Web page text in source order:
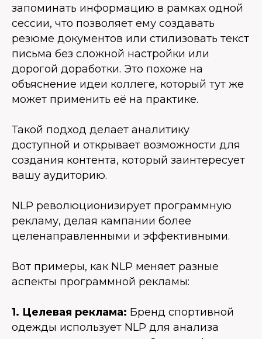
запоминать информацию в рамках одной
сессии, что позволяет ему создавать
резюме документов или стилизовать текст
письма без сложной настройки или
дорогой доработки. Это похоже на
объяснение идеи коллеге, который тут же
может применить её на практике.
Такой подход делает аналитику
доступной и открывает возможности для
создания контента, который заинтересует
вашу аудиторию.
NLP революционизирует программную
рекламу, делая кампании более
целенаправленными и эффективными.
Вот примеры, как NLP меняет разные
аспекты программной рекламы:
1. Целевая реклама: Бренд спортивной
одежды использует NLP для анализа